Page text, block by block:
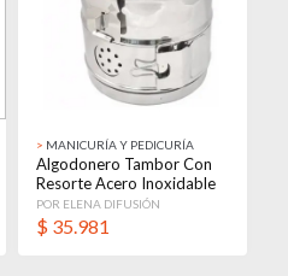
> MANICURÍA Y PEDICURÍA
Algodonero Tambor Con
Resorte Acero Inoxidable
Instrumental
POR ELENA DIFUSIÓN
$ 35.981